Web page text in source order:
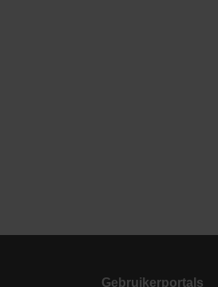
Gebruikerportals